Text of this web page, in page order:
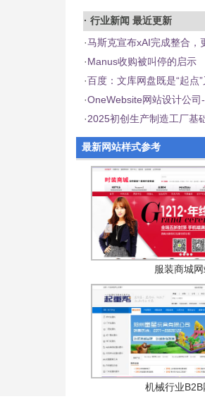
· 行业新闻 最近更新
·马斯克宣布xAI完成整合，
·Manus收购被叫停的启示
·百度：文库网盘既是“起点
·OneWebsite网站设计公
·2025初创生产制造工厂基
最新网站样式参考
服装商城
机械行业